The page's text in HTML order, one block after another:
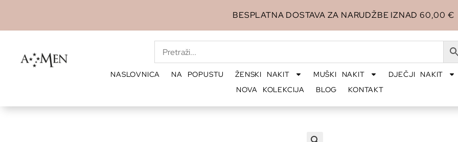
BESPLATNA DOSTAVA ZA NARUDŽBE IZNAD 60,00 €
NASLOVNICA NA POPUSTU ŽENSKI NAKIT MUŠKI NAKIT DJEČJI NAKIT
NOVA KOLEKCIJA
BLOG KONTAKT